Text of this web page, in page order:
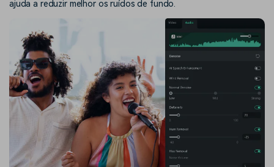
ajuda a reduzir melhor os ruídos de fundo.